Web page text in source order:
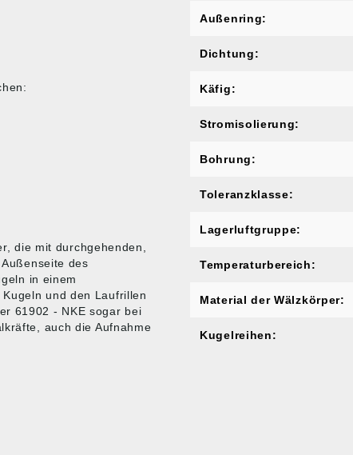
die mit durchgehenden,
des
in einem
und den Laufrillen
61902 - NKE sogar bei
auch die Aufnahme
Außenring:
Dichtung:
Käfig:
Stromisolierung:
Bohrung:
Toleranzklasse:
Lagerluftgruppe:
Temperaturbereich:
Material der Wälzkörper:
Kugelreihen: